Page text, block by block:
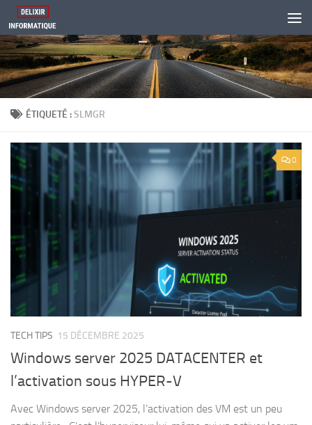
Skip to content
ÉTIQUETÉ :SLMGR
0
TECH TIPS 15 DÉCEMBRE 2025
Windows server 2025 DATACENTER et
l’activation sous HYPER-V
Avec Windows server 2025, l’activation des VM est un peu